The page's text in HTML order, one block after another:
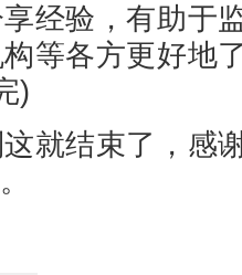
经验，有助于
等各方更好地
)
结束了，感